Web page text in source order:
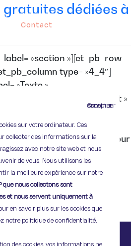
Continuer sans accepter
sur votre ordinateur. Ces
collecter des informations sur la
avec notre site web et nous
de vous. Nous utilisons les
la meilleure expérience sur notre
que nous collectons sont
et nous servent uniquement à
en savoir plus sur les cookies que
notre politique de confidentialité.
des cookies, vos informations ne
Contact
dédiées à
»section »][et_pb_row
type= »4_4″]
»Texte »
» text_orientation= »left »
» border_color= »#ffffff »
vous présente 4
combler de bonheur
les différentes
à la pointe de la mode ou
robe, découvrez-les
faut. Asap54 Asap54
de la mode ! […]